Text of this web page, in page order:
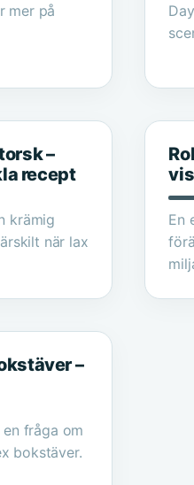
mer på
–
recept
krämig
när lax
En
–
fråga om
bokstäver.